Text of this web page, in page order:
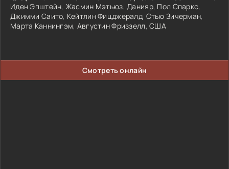
Иден Эпштейн, Жасмин Мэтьюз,Данияр, Пол Спаркс,
Джимми Саито, Кейтлин Фицджералд, Стью Зичерман,
Марта Каннингэм, Августин Фриззелл,США
Смотреть онлайн